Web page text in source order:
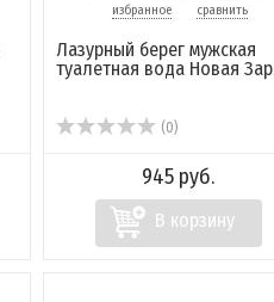
избранное сравнить
Лазурный берег мужская
туалетная вода Новая
(0)
945 руб.
В корзину